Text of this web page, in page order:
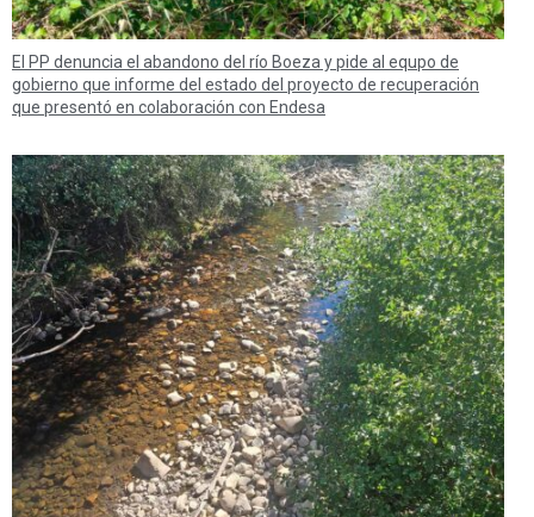
El PP denuncia el abandono del río Boeza y pide al equpo de
gobierno que informe del estado del proyecto de recuperación
que presentó en colaboración con Endesa